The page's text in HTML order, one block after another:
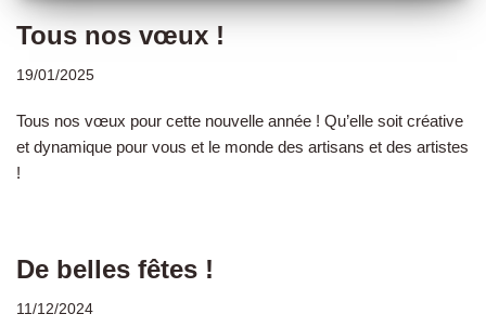
Tous nos vœux !
19/01/2025
Tous nos vœux pour cette nouvelle année ! Qu’elle soit créative
et dynamique pour vous et le monde des artisans et des artistes
!
De belles fêtes !
11/12/2024